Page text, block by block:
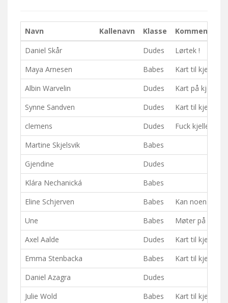
Navn Kallenavn Klasse
Kommentar
Daniel Skår
Dudes
Lørtek !
Maya Arnesen
Babes
Kart til kjellern:)
Albin Warvelin
Dudes
Kart på kjelleren
Synne Sandven
Dudes
Kart til kjelleren
clemens
Dudes
Fuck kjelleren,
Martine Skjelsvik
Babes
Gjendine
Dudes
Klára Nechanická
Babes
Eline Schjerven
Babes
Kan noen ta
Une
Babes
Møter på start,
Axel Aalde
Dudes
Kart til kjellern :)
Emma Stenbacka
Babes
Kart til
Daniel Azagra
Dudes
Julie Wold
Babes
Kart til kjelleren